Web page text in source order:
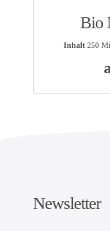
Bio
Inhalt 250
Newsletter